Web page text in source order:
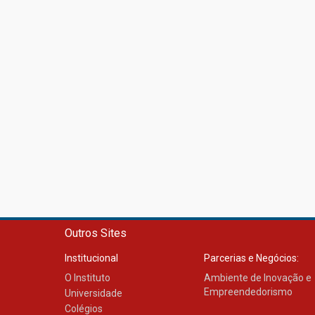
Outros Sites
Institucional
O Instituto
Universidade
Colégios
Parcerias e Negócios:
Ambiente de Inovação e
Empreendedorismo